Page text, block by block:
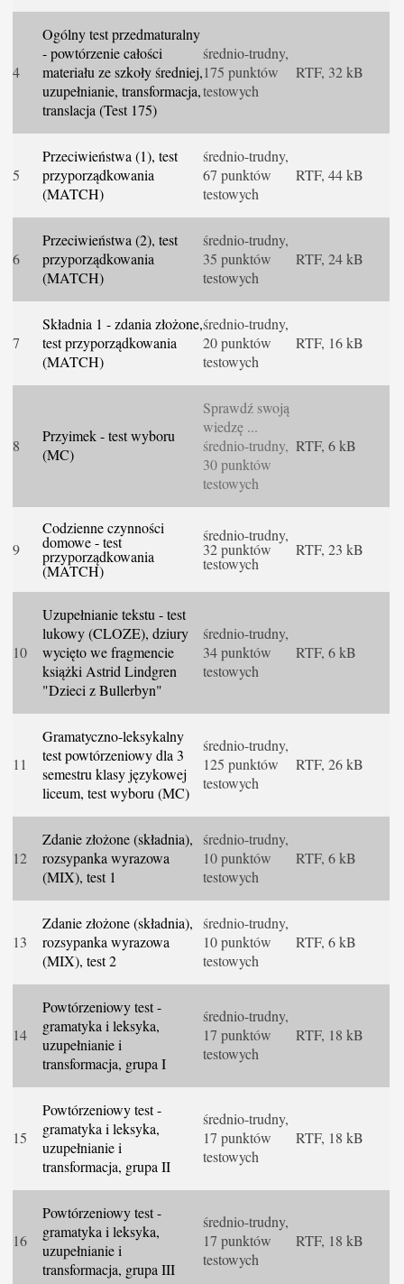
4
Ogólny test przedmaturalny
- powtórzenie całości
materiału ze szkoły średniej,
uzupełnianie, transformacja,
translacja (Test 175)
średnio-trudny,
175 punktów
testowych
RTF, 32 kB
5
Przeciwieństwa (1), test
przyporządkowania
(MATCH)
średnio-trudny,
67 punktów
testowych
RTF, 44 kB
6
Przeciwieństwa (2), test
przyporządkowania
(MATCH)
średnio-trudny,
35 punktów
testowych
RTF, 24 kB
7
Składnia 1 - zdania złożone,
test przyporządkowania
(MATCH)
średnio-trudny,
20 punktów
testowych
RTF, 16 kB
8
Przyimek - test wyboru
(MC)
Sprawdź swoją
wiedzę ...
średnio-trudny,
30 punktów
testowych
RTF, 6 kB
9
Codzienne czynności
domowe - test
przyporządkowania
(MATCH)
średnio-trudny,
32 punktów
testowych
RTF, 23 kB
10
Uzupełnianie tekstu - test
lukowy (CLOZE), dziury
wycięto we fragmencie
książki Astrid Lindgren
"Dzieci z Bullerbyn"
średnio-trudny,
34 punktów
testowych
RTF, 6 kB
11
Gramatyczno-leksykalny
test powtórzeniowy dla 3
semestru klasy językowej
liceum, test wyboru (MC)
średnio-trudny,
125 punktów
testowych
RTF, 26 kB
12
Zdanie złożone (składnia),
rozsypanka wyrazowa
(MIX), test 1
średnio-trudny,
10 punktów
testowych
RTF, 6 kB
13
Zdanie złożone (składnia),
rozsypanka wyrazowa
(MIX), test 2
średnio-trudny,
10 punktów
testowych
RTF, 6 kB
14
Powtórzeniowy test -
gramatyka i leksyka,
uzupełnianie i
transformacja, grupa I
średnio-trudny,
17 punktów
testowych
RTF, 18 kB
15
Powtórzeniowy test -
gramatyka i leksyka,
uzupełnianie i
transformacja, grupa II
średnio-trudny,
17 punktów
testowych
RTF, 18 kB
16
Powtórzeniowy test -
gramatyka i leksyka,
uzupełnianie i
transformacja, grupa III
średnio-trudny,
17 punktów
testowych
RTF, 18 kB